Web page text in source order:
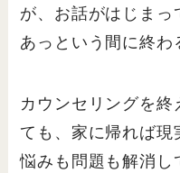
が、お話がはじまっ
あっという間に終わ
カウンセリングを
ても、家に帰れば
悩みも問題も解消し